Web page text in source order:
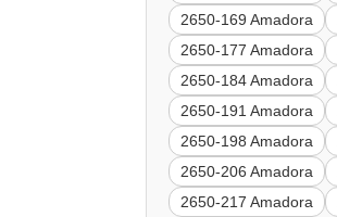
2650-169 Amadora
2650-177 Amadora
2650-184 Amadora
2650-191 Amadora
2650-198 Amadora
2650-206 Amadora
2650-217 Amadora